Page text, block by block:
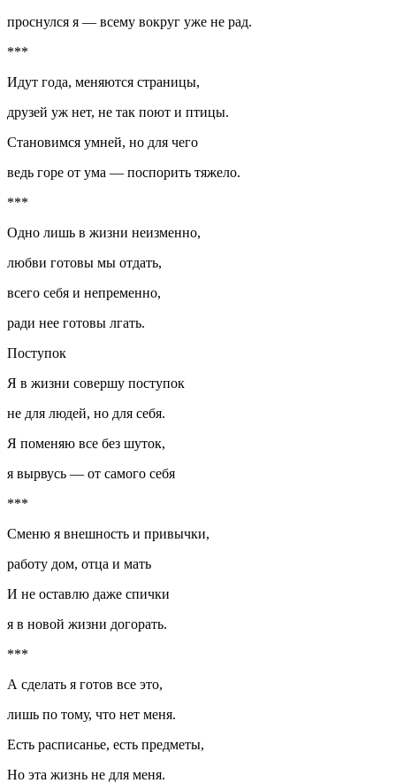
проснулся я — всему вокруг уже не рад.
***
Идут года, меняются страницы,
друзей уж нет, не так поют и птицы.
Становимся умней, но для чего
ведь горе от ума — поспорить тяжело.
***
Одно лишь в жизни неизменно,
любви готовы мы отдать,
всего себя и непременно,
ради нее готовы лгать.
Поступок
Я в жизни совершу поступок
не для людей, но для себя.
Я поменяю все без шуток,
я вырвусь — от самого себя
***
Сменю я внешность и привычки,
работу дом, отца и мать
И не оставлю даже спички
я в новой жизни догорать.
***
А сделать я готов все это,
лишь по тому, что нет меня.
Есть расписанье, есть предметы,
Но эта жизнь не для меня.